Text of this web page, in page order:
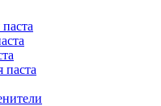
паста